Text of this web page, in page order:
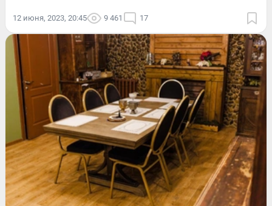
12 июня, 2023, 20:45 9 461 17